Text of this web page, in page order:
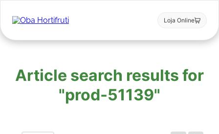
Loja Online
Article search results for
"prod-51139"